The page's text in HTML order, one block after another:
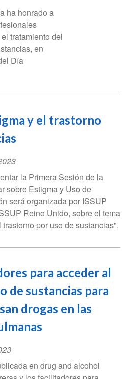
ha honrado a
tratamiento del
en
Día
y el trastorno
la Primera Sesión de la
sobre Estigma y Uso de
será organizada por ISSUP
Reino Unido, sobre el tema
por uso de sustancias".
para acceder al
de sustancias para
drogas en las
en drug and alcohol